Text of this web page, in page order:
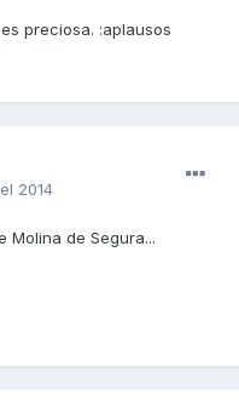
preciosa. :aplausos
2014
Molina de Segura...